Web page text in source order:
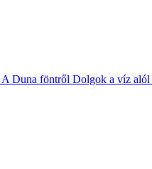
A Duna föntről Dolgok a víz alól